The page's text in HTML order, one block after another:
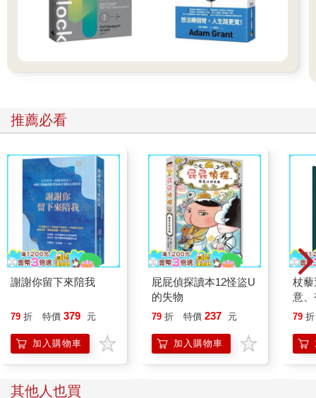
「明明有一大堆要做的事，可是完全不知道該怎麼下手！」
當時焦頭爛額的我，只好又跑去向前面提到過的瑞典前上司求
救。她教了
我一個超簡單、卻非常有效的做法：
那就是，每天只寫「三件事」的TO–DO清單。
像今天我的三個TO–DO就是：
①修訂這本書的稿件
②完成會議資料的初稿
③把一本書讀完「一天只做三件事！？太少了吧！」你一定會這
樣想。其實我一開始也覺得怎麼可能，總想寫更多。多寫當然可
以，但第四項開始都只是「加分題」，做到了很好，做不到也沒
關係。前面那三件事完成後，才可以動手做後面的任務，這是唯
一的規則。
透過這個方式，每天都要問自己：「如果今天只能做三件事，那
最該做的是什麼？」這樣的思考，能讓我們學會取捨，專注在真
正重要的事上。
我自己實際試了之後，真的明顯感受到——每天對時間的滿意度
推薦必看
謝謝你留下來陪我
79 折 特價 379 元
加入購物車
屁屁偵探讀本12怪盜U
的失物
79 折 特價 237 元
加入購物車
杖
意
恭
79 折
其他人也買